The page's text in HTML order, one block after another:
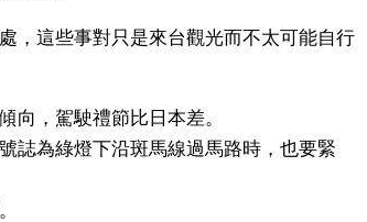
，這些事對只是來台觀光而不太可能自行
向，駕駛禮節比日本差。
誌為綠燈下沿斑馬線過馬路時，也要緊